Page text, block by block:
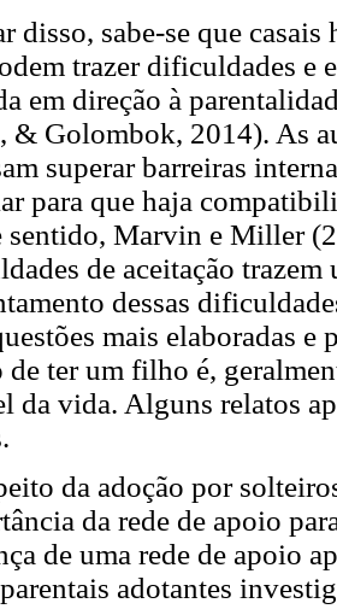
disso, sabe-se que
trazer dificuldades e
em direção à
& Golombok, 2014). As
superar barreiras
para que haja
sentido, Marvin e Miller
de aceitação
dessas
mais elaboradas e
de ter um filho é,
da vida. Alguns relatos
da adoção por
da rede de apoio
de uma rede de apoio
adotantes